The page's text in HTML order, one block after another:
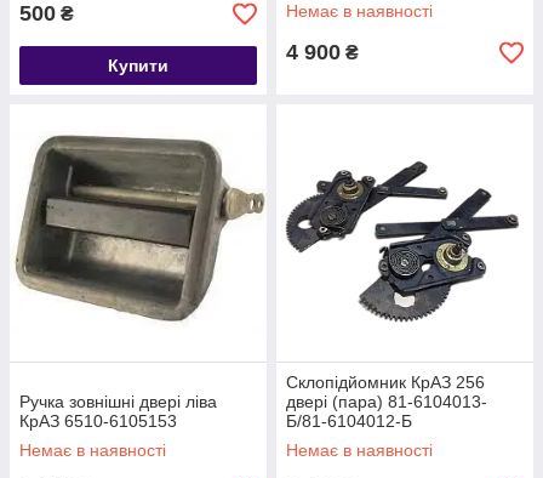
500 ₴
Купити
Немає в наявності
4 900 ₴
Ручка зовнішні двері ліва
КрАЗ 6510-6105153
Немає в наявності
Склопідйомник КрАЗ 256
двері (пара) 81-6104013-
Б/81-6104012-Б
Немає в наявності